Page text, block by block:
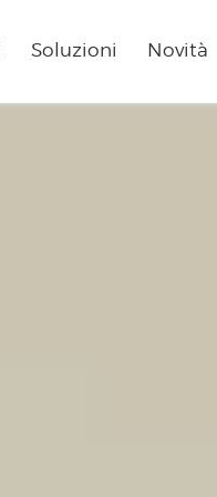
Soluzioni Novità